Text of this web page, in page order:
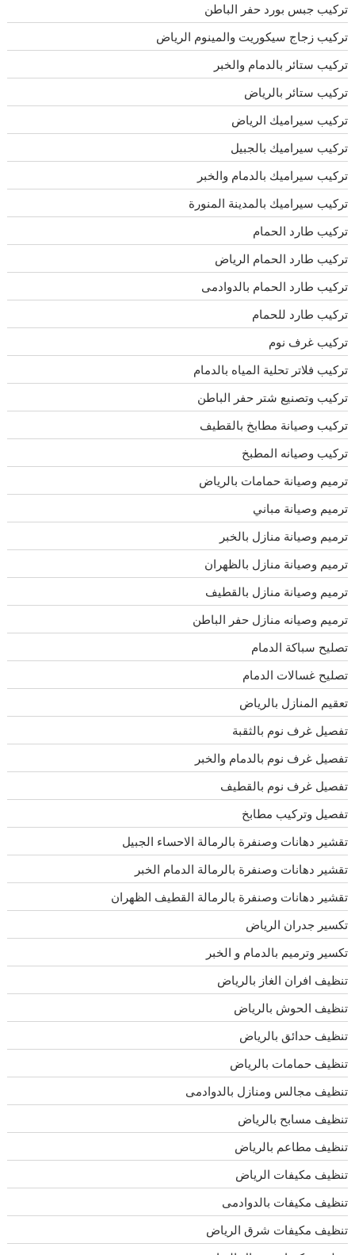
تركيب جبس بورد حفر الباطن
تركيب زجاج سيكوريت والمينوم الرياض
تركيب ستائر بالدمام والخبر
تركيب ستائر بالرياض
تركيب سيراميك الرياض
تركيب سيراميك بالجبيل
تركيب سيراميك بالدمام والخبر
تركيب سيراميك بالمدينة المنورة
تركيب طارد الحمام
تركيب طارد الحمام الرياض
تركيب طارد الحمام بالدوادمى
تركيب طارد للحمام
تركيب غرف نوم
تركيب فلاتر تحلية المياه بالدمام
تركيب وتصنيع شتر حفر الباطن
تركيب وصيانة مطابخ بالقطيف
تركيب وصيانه المطبخ
ترميم وصيانة حمامات بالرياض
ترميم وصيانة مباني
ترميم وصيانة منازل بالخبر
ترميم وصيانة منازل بالظهران
ترميم وصيانة منازل بالقطيف
ترميم وصيانه منازل حفر الباطن
تصليح سباكة الدمام
تصليح غسالات الدمام
تعقيم المنازل بالرياض
تفصيل غرف نوم بالثقبة
تفصيل غرف نوم بالدمام والخبر
تفصيل غرف نوم بالقطيف
تفصيل وتركيب مطابخ
تقشير دهانات وصنفرة بالرمالة الاحساء الجبيل
تقشير دهانات وصنفرة بالرمالة الدمام الخبر
تقشير دهانات وصنفرة بالرمالة القطيف الظهران
تكسير جدران الرياض
تكسير وترميم بالدمام و الخبر
تنظيف افران الغاز بالرياض
تنظيف الحوش بالرياض
تنظيف حدائق بالرياض
تنظيف حمامات بالرياض
تنظيف مجالس ومنازل بالدوادمى
تنظيف مسابح بالرياض
تنظيف مطاعم بالرياض
تنظيف مكيفات الرياض
تنظيف مكيفات بالدوادمى
تنظيف مكيفات شرق الرياض